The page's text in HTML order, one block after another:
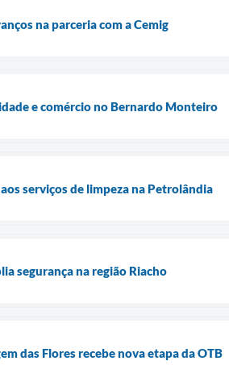
na parceria com a Cemig
e comércio no Bernardo Monteiro
serviços de limpeza na Petrolândia
segurança na região Riacho
das Flores recebe nova etapa da OTB